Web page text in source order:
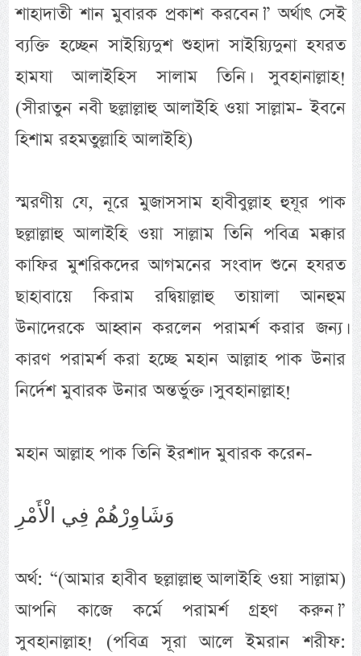
শাহাদাতী শান মুবারক প্রকাশ করবেন।” অর্থাৎ সেই
ব্যক্তি হচ্ছেন সাইয়্যিদুশ শুহাদা সাইয়্যিদুনা হযরত
হামযা আলাইহিস সালাম তিনি। সুবহানাল্লাহ!
(সীরাতুন নবী ছল্লাল্লাহু আলাইহি ওয়া সাল্লাম- ইবনে
হিশাম রহমতুল্লাহি আলাইহি)
স্মরণীয় যে, নূরে মুজাসসাম হাবীবুল্লাহ হুযূর পাক
ছল্লাল্লাহু আলাইহি ওয়া সাল্লাম তিনি পবিত্র মক্কার
কাফির মুশরিকদের আগমনের সংবাদ শুনে হযরত
ছাহাবায়ে কিরাম রদ্বিয়াল্লাহু তায়ালা আনহুম
উনাদেরকে আহ্বান করলেন পরামর্শ করার জন্য।
কারণ পরামর্শ করা হচ্ছে মহান আল্লাহ পাক উনার
নির্দেশ মুবারক উনার অন্তর্ভুক্ত। সুবহানাল্লাহ!
মহান আল্লাহ পাক তিনি ইরশাদ মুবারক করেন-
وَشَاوِرْهُمْ فِي الْأَمْرِ
অর্থ: “(আমার হাবীব ছল্লাল্লাহু আলাইহি ওয়া সাল্লাম)
আপনি কাজে কর্মে পরামর্শ গ্রহণ করুন।”
সুবহানাল্লাহ! (পবিত্র সূরা আলে ইমরান শরীফ: